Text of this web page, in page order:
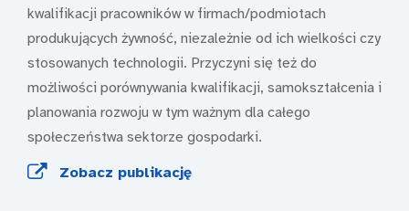
kwalifikacji pracowników w firmach/podmiotach
produkujących żywność, niezależnie od ich wielkości czy
stosowanych technologii. Przyczyni się też do
możliwości porównywania kwalifikacji, samokształcenia i
planowania rozwoju w tym ważnym dla całego
społeczeństwa sektorze gospodarki.
Zobacz publikację